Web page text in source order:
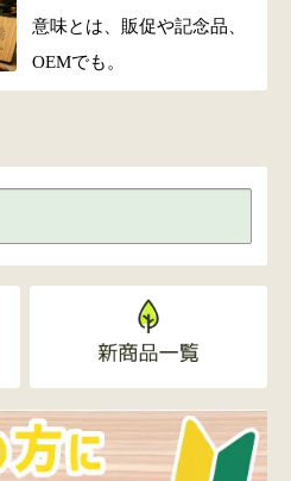
意味とは、販促や記念品、
OEMでも。